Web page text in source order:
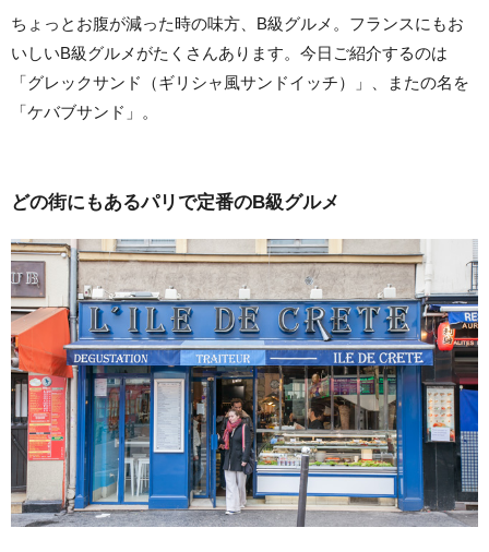
ちょっとお腹が減った時の味方、B級グルメ。フランスにもお
いしいB級グルメがたくさんあります。今日ご紹介するのは
「グレックサンド（ギリシャ風サンドイッチ）」、またの名を
「ケバブサンド」。
どの街にもあるパリで定番のB級グルメ